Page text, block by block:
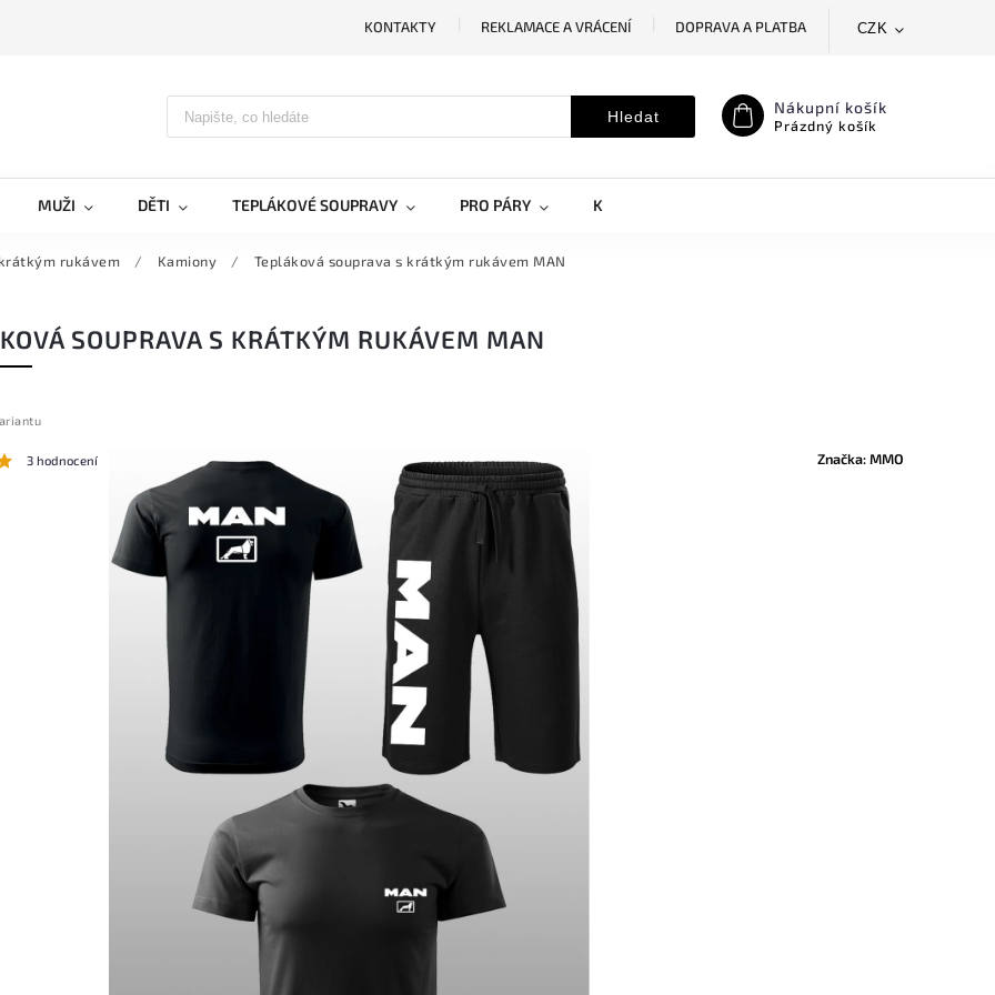
KONTAKTY REKLAMACE A VRÁCENÍ
DOPRAVA A PLATBA
CZK
Hledat Nákupní košík
Prázdný košík
MUŽI DĚTI TEPLÁKOVÉ SOUPRAVY PRO PÁRY KRYTY NA MOBILY
rukávem / Kamiony / Tepláková souprava s krátkým rukávem MAN
SOUPRAVA S KRÁTKÝM RUKÁVEM MAN
3 hodnocení Značka:MMO